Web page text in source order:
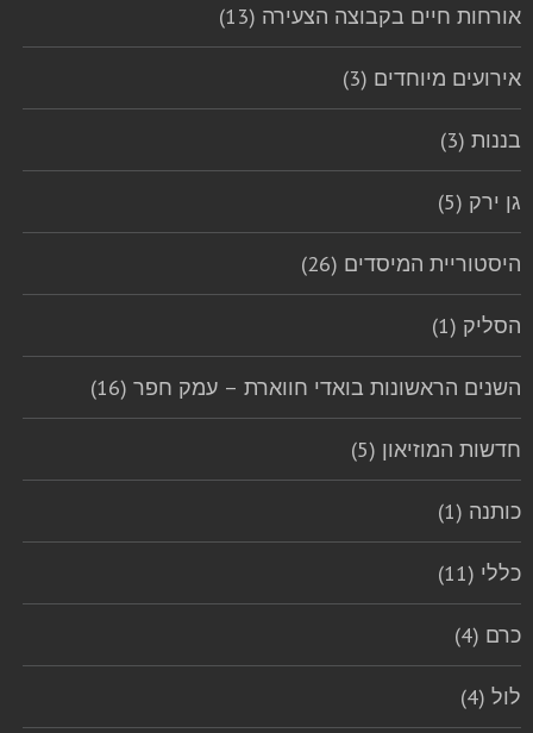
אורחות חיים בקבוצה הצעירה (13)
אירועים מיוחדים (3)
בננות (3)
גן ירק (5)
היסטוריית המיסדים (26)
הסליק (1)
השנים הראשונות בואדי חווארת – עמק חפר (16)
חדשות המוזיאון (5)
כותנה (1)
כללי (11)
כרם (4)
לול (4)